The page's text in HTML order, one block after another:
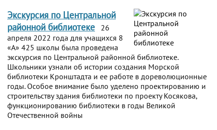
Экскурсия по Центральной
районной библиотеке
26
апреля 2022 года для учащихся 8
«А» 425 школы была проведена
экскурсия по Центральной районной библиотеке.
Школьники узнали об истории создания Морской
библиотеки Кронштадта и ее работе в дореволюционные
годы. Особое внимание было уделено проектированию и
строительству здания библиотеки по проекту Косякова,
функционированию библиотеки в годы Великой
Отечественной войны